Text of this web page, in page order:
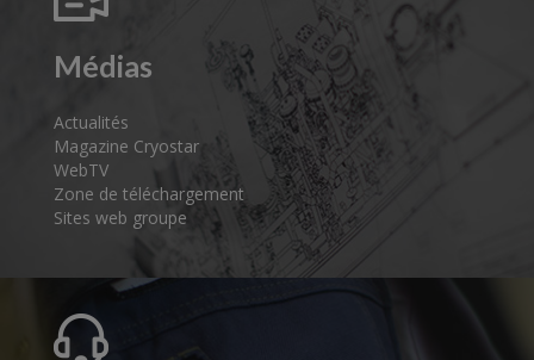
Médias
Actualités
Magazine Cryostar
WebTV
Zone de téléchargement
Sites web groupe